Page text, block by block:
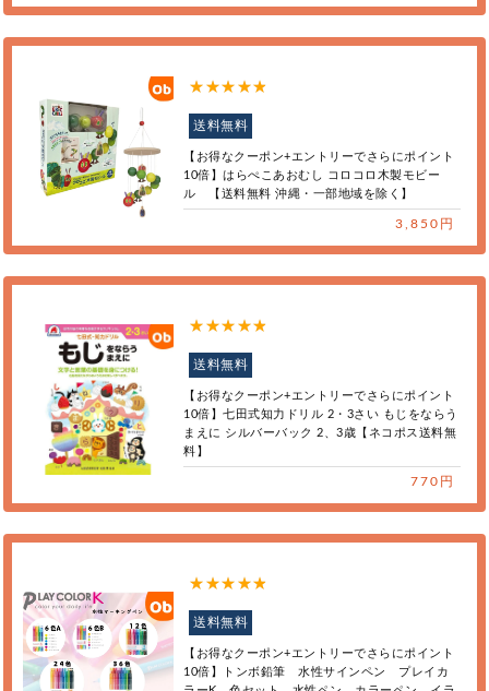
送料無料
【お得なクーポン+エントリーでさらにポイント
10倍】はらぺこあおむし コロコロ木製モビー
ル 【送料無料 沖縄・一部地域を除く】
3,850円
送料無料
【お得なクーポン+エントリーでさらにポイント
10倍】七田式知力ドリル 2・3さい もじをならう
まえに シルバーバック 2、3歳【ネコポス送料無
料】
770円
送料無料
【お得なクーポン+エントリーでさらにポイント
10倍】トンボ鉛筆 水性サインペン プレイカ